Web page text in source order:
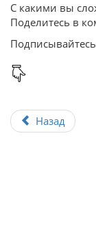
С какими вы
Поделитесь в
Назад